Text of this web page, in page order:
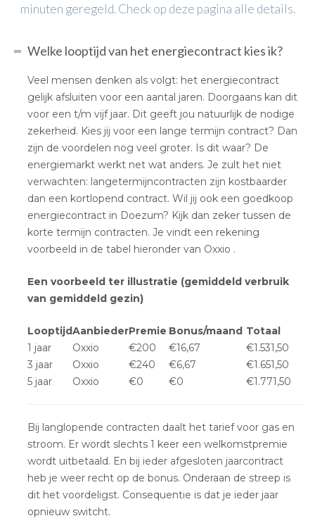
minuten geregeld. Check op deze pagina alle details.
Welke looptijd van het energiecontract kies ik?
Veel mensen denken als volgt: het energiecontract
gelijk afsluiten voor een aantal jaren. Doorgaans kan dit
voor een t/m vijf jaar. Dit geeft jou natuurlijk de nodige
zekerheid. Kies jij voor een lange termijn contract? Dan
zijn de voordelen nog veel groter. Is dit waar? De
energiemarkt werkt net wat anders. Je zult het niet
verwachten: langetermijncontracten zijn kostbaarder
dan een kortlopend contract. Wil jij ook een goedkoop
energiecontract in Doezum? Kijk dan zeker tussen de
korte termijn contracten. Je vindt een rekening
voorbeeld in de tabel hieronder van Oxxio .
Een voorbeeld ter illustratie (gemiddeld verbruik
van gemiddeld gezin)
LooptijdAanbiederPremie Bonus/maand Totaal
1 jaar
Oxxio €200 €16,67
€1.531,50
3 jaar
Oxxio €240 €6,67
€1.651,50
5 jaar
Oxxio €0 €0 €1.771,50
Bij langlopende contracten daalt het tarief voor gas en
stroom. Er wordt slechts 1 keer een welkomstpremie
wordt uitbetaald. En bij ieder afgesloten jaarcontract
heb je weer recht op de bonus. Onderaan de streep is
dit het voordeligst. Consequentie is dat je ieder jaar
opnieuw switcht.